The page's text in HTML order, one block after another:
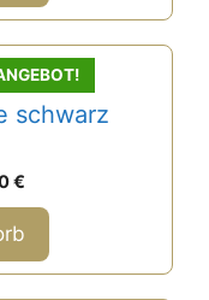
schwarz
€
€Aktueller
Preis
ist:
109,00 €.